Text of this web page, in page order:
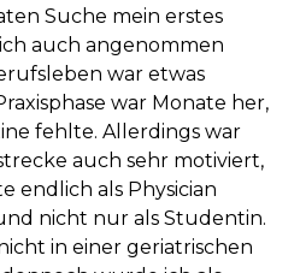
Suche mein erstes
auch angenommen
war etwas
war Monate her,
fehlte. Allerdings war
auch sehr motiviert,
endlich als Physician
nicht nur als Studentin.
in einer geriatrischen